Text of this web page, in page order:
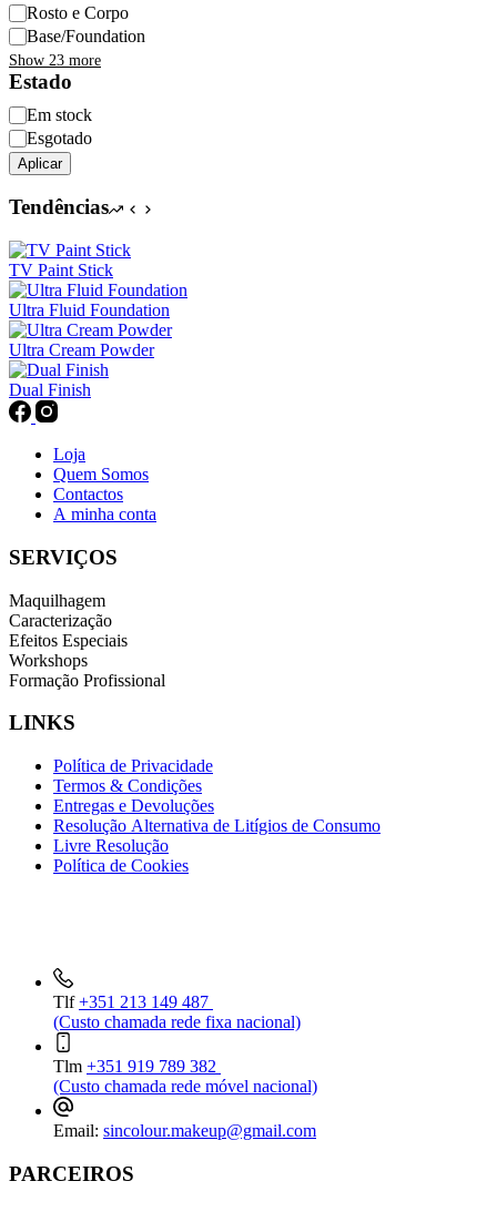
Rosto e Corpo
Base/Foundation
Show 23 more
Estado
Disponibilidade
Em stock
Esgotado
Aplicar
Tendências
TV Paint Stick
Ultra Fluid Foundation
Ultra Cream Powder
Dual Finish
Loja
Quem Somos
Contactos
A minha conta
SERVIÇOS
Maquilhagem
Caracterização
Efeitos Especiais
Workshops
Formação Profissional
LINKS
Política de Privacidade
Termos & Condições
Entregas e Devoluções
Resolução Alternativa de Litígios de Consumo
Livre Resolução
Política de Cookies
Tlf+351 213 149 487
(Custo chamada rede fixa nacional)
Tlm +351 919 789 382
(Custo chamada rede móvel nacional)
Email: sincolour.makeup@gmail.com
PARCEIROS